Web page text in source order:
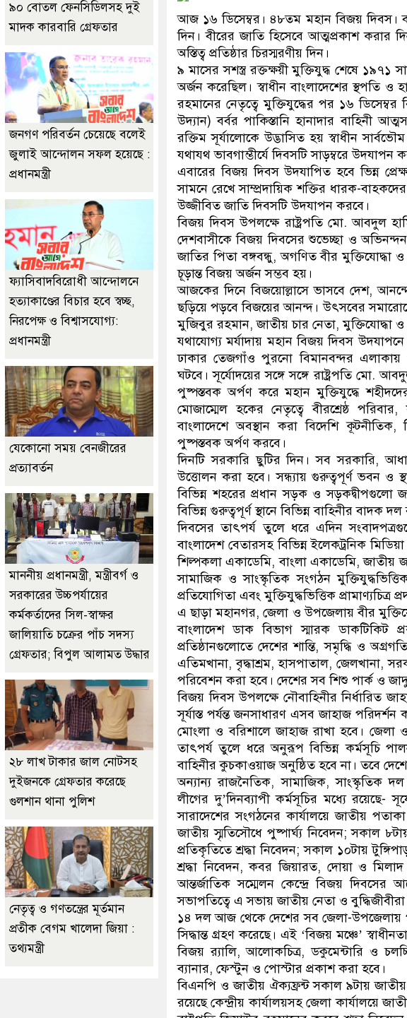
আজ ১৬ ডিসেম্বর। ৪৮তম মহান বিজয় দিবস।
দিন। বীরের জাতি হিসেবে আত্মপ্রকাশ করার
অস্তিত্ব প্রতিষ্ঠার চিরস্মরণীয় দিন।
৯ মাসের সশস্ত্র রক্তক্ষয়ী মুক্তিযুদ্ধ শেষে ১৯৭১
অর্জন করেছিল। স্বাধীন বাংলাদেশের স্থপতি ও
রহমানের নেতৃত্বে মুক্তিযুদ্ধের পর ১৬
উদ্যান) বর্বর পাকিস্তানি হানাদার বাহিনী
রক্তিম সূর্যালোকে উদ্ভাসিত হয় স্বাধীন
যথাযথ ভাবগাম্ভীর্যে দিবসটি সাড়ম্বরে উদযাপন
এবারের বিজয় দিবস উদযাপিত হবে ভিন্ন
সামনে রেখে সাম্প্রদায়িক শক্তির ধারক-
উজ্জীবিত জাতি দিবসটি উদযাপন করবে।
বিজয় দিবস উপলক্ষে রাষ্ট্রপতি মো. আবদুল
দেশবাসীকে বিজয় দিবসের শুভেচ্ছা ও
জাতির পিতা বঙ্গবন্ধু, অগণিত বীর মুক্তিযোদ্ধা
চূড়ান্ত বিজয় অর্জন সম্ভব হয়।
আজকের দিনে বিজয়োল্লাসে ভাসবে দেশ,
ছড়িয়ে পড়বে বিজয়ের আনন্দ। উৎসবের সমারোহে
মুজিবুর রহমান, জাতীয় চার নেতা, মুক্তিযোদ্ধা ও
যথাযোগ্য মর্যাদায় মহান বিজয় দিবস
ঢাকার তেজগাঁও পুরনো বিমানবন্দর এলাকায়
ঘটবে। সূর্যোদয়ের সঙ্গে সঙ্গে রাষ্ট্রপতি মো.
পুষ্পস্তবক অর্পণ করে মহান মুক্তিযুদ্ধে
মোজাম্মেল হকের নেতৃত্বে বীরশ্রেষ্ঠ পরিবার,
বাংলাদেশে অবস্থান করা বিদেশি
পুষ্পস্তবক অর্পণ করবে।
দিনটি সরকারি ছুটির দিন। সব সরকারি,
উত্তোলন করা হবে। সন্ধ্যায় গুরুত্বপূর্ণ ভবন ও
বিভিন্ন শহরের প্রধান সড়ক ও সড়কদ্বীপগুলো
বিভিন্ন গুরুত্বপূর্ণ স্থানে বিভিন্ন বাহিনীর বাদক দল
দিবসের তাৎপর্য তুলে ধরে এদিন
বাংলাদেশ বেতারসহ বিভিন্ন ইলেকট্রনিক
শিল্পকলা একাডেমি, বাংলা একাডেমি, জাতীয়
সামাজিক ও সাংস্কৃতিক সংগঠন
প্রতিযোগিতা এবং মুক্তিযুদ্ধভিত্তিক প্রামাণ্যচিত্র
এ ছাড়া মহানগর, জেলা ও উপজেলায় বীর
বাংলাদেশ ডাক বিভাগ স্মারক ডাকটিকিট
প্রতিষ্ঠানগুলোতে দেশের শান্তি, সমৃদ্ধি ও
এতিমখানা, বৃদ্ধাশ্রম, হাসপাতাল, জেলখানা,
পরিবেশন করা হবে। দেশের সব শিশু পার্ক ও
বিজয় দিবস উপলক্ষে নৌবাহিনীর নির্ধারিত
সূর্যাস্ত পর্যন্ত জনসাধারণ এসব জাহাজ
মোংলা ও বরিশালে জাহাজ রাখা হবে। জেলা
তাৎপর্য তুলে ধরে অনুরূপ বিভিন্ন কর্মসূচি
বাহিনীর কুচকাওয়াজ অনুষ্ঠিত হবে না। তবে
অন্যান্য রাজনৈতিক, সামাজিক, সাংস্কৃতিক
লীগের দু’দিনব্যাপী কর্মসূচির মধ্যে রয়েছে-
সারাদেশের সংগঠনের কার্যালয়ে জাতীয়
জাতীয় স্মৃতিসৌধে পুষ্পার্ঘ্য নিবেদন; সকাল
প্রতিকৃতিতে শ্রদ্ধা নিবেদন; সকাল ১০টায়
শ্রদ্ধা নিবেদন, কবর জিয়ারত, দোয়া ও
আন্তর্জাতিক সম্মেলন কেন্দ্রে বিজয় দিবসের
সভাপতিত্বে এ সভায় জাতীয় নেতা ও বুদ্ধিজীবীরা
১৪ দল আজ থেকে দেশের সব জেলা-উপজেলায়
সিদ্ধান্ত গ্রহণ করেছে। এই ‘বিজয় মঞ্চে’
বিজয় র‌্যালি, আলোকচিত্র, ডকুমেন্টারি ও
ব্যানার, ফেস্টুন ও পোস্টার প্রকাশ করা হবে।
বিএনপি ও জাতীয় ঐক্যফ্রন্ট সকাল ৯টায়
রয়েছে কেন্দ্রীয় কার্যালয়সহ জেলা কার্যালয়ে
৯০ বোতল ফেনসিডিলসহ দুই
মাদক কারবারি গ্রেফতার
জনগণ পরিবর্তন চেয়েছে বলেই
জুলাই আন্দোলন সফল হয়েছে :
প্রধানমন্ত্রী
ফ্যাসিবাদবিরোধী আন্দোলনে
হত্যাকাণ্ডের বিচার হবে স্বচ্ছ,
নিরপেক্ষ ও বিশ্বাসযোগ্য:
প্রধানমন্ত্রী
যেকোনো সময় বেনজীরের
প্রত্যাবর্তন
মাননীয় প্রধানমন্ত্রী, মন্ত্রীবর্গ ও
সরকারের উচ্চপর্যায়ের
কর্মকর্তাদের সিল-স্বাক্ষর
জালিয়াতি চক্রের পাঁচ সদস্য
গ্রেফতার; বিপুল আলামত উদ্ধার
২৮ লাখ টাকার জাল নোটসহ
দুইজনকে গ্রেফতার করেছে
গুলশান থানা পুলিশ
নেতৃত্ব ও গণতন্ত্রের মূর্তমান
প্রতীক বেগম খালেদা জিয়া :
তথ্যমন্ত্রী